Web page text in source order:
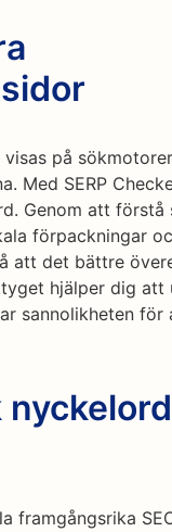
på
Med SERP
Genom att förstå
förpackningar
att det bättre
hjälper dig att
sannolikheten för
framgångsrika